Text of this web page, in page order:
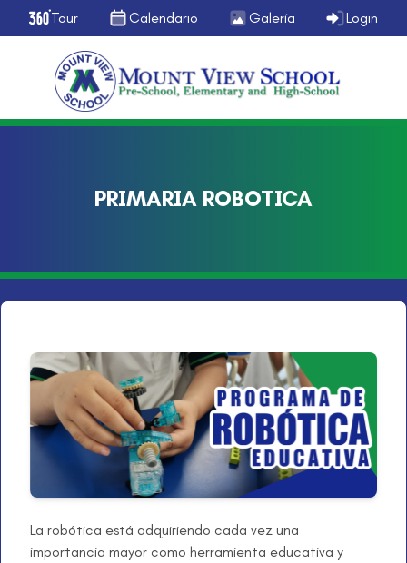
Tour Calendario Galería Login
PRIMARIA ROBOTICA
La robótica está adquiriendo cada vez una
importancia mayor como herramienta educativa y